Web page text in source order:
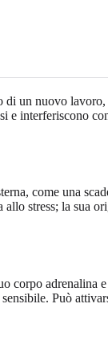
di un nuovo
e interferiscono
come una
stress; la sua
corpo adrenalina
Può